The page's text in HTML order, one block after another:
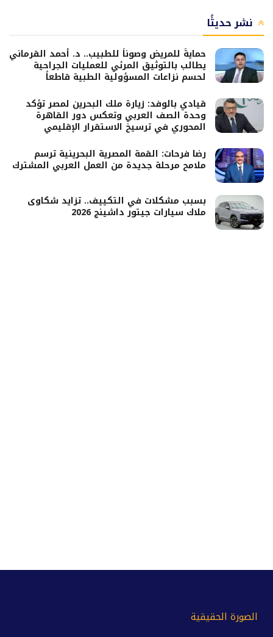
نشر حديثًا
حمايةً للمريض وصوناً للطبيب.. د. أحمد القرماني
يطالب بالتوثيق المرئي للعمليات الجراحية
لحسم نزاعات المسؤولية الطبية قاطعاً
قيادي بالوفد: زيارة ملك البحرين لمصر تؤكد
وحدة الصف العربي وتعكس دور القاهرة
المحوري في ترسيخ الاستقرار الإقليمي
رضا فرحات: القمة المصرية البحرينية ترسم
ملامح مرحلة جديدة من العمل العربي المشترك
بسبب مشكلات في التكييف.. تزايد شكاوى
ملاك سيارات جيتور داشينج 2026
الصورة الحقيقية